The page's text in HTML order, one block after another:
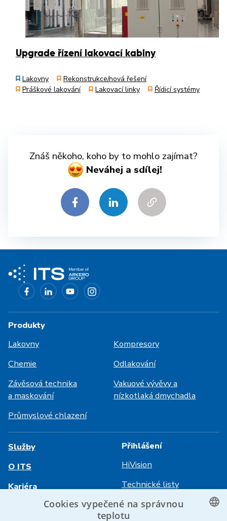
Upgrade řízení lakovací kabiny
Lakovny
Rekonstrukce/nová řešení
Práškové lakování
Lakovací linky Řídicí systémy
Znáš někoho, koho by to mohlo zajímat?
Neváhej a sdílej!
Produkty
Lakovny
Kompresory
Chemie
Odlakování
Závěsová technika
a maskování
Vakuové vývěvy a
nízkotlaká dmychadla
Průmyslové chlazení
Služby
O ITS
Kariéra
Reference
Přihlášení
HiVision
Technické listy
Cookies vypečené na správnou
teplotu